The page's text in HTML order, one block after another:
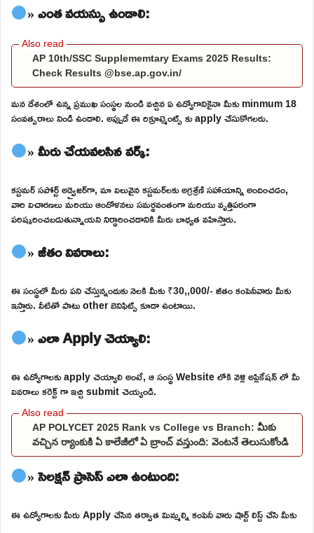
» ఎంత వయస్సు ఉండాలి:
AP 10th/SSC Supplememtary Exams 2025 Results:
Check Results @bse.ap.gov.in/
మన దేశంలో ఉన్న ప్రముఖ సంస్థల నుండి వచ్చిన ఏ ఉద్యోగానికైనా మీకు minmum 18
సంవత్సరాలు నిండి ఉండాలి. అప్పుడే ఈ రిక్రూట్మెంట్స్ కు apply చేసుకోగలరు.
» మీరు చేయవలసిన వర్క్:
కస్టమర్ సపోర్ట్ అడ్వైజర్‌గా, మా విలువైన కస్టమర్‌లకు అగ్రశ్రేణి సహాయాన్ని అందించడం,
వారి విచారణలు మరియు ఆందోళనలు సమర్థవంతంగా మరియు వృత్తిపరంగా
పరిష్కరించబడుతున్నాయని నిర్ధారించడానికి మీరు బాధ్యత వహిస్తారు.
» జీతం వివరాలు:
ఈ సంస్థలో మీరు పని చేస్తున్నందుకు నెలకి మీకు ₹30,,000/- జీతం కంపెనీవారు మీకు
ఇస్తారు. వీటితో పాటు other బెనిఫిట్స్ కూడా ఉంటాయి.
» ఎలా Apply చెయ్యాలి:
ఈ ఉద్యోగాలకు apply చెయ్యాలి అంటే, ఆ సంస్థ Website లోకి వెళ్లి అప్లికేషన్ లో మీ
వివరాలు కరెక్ట్ గా ఇచ్చి submit చెయ్యండి.
AP POLYCET 2025 Rank vs College vs Branch: మీకు
వచ్చిన ర్యాంకుకి ఏ కాలేజీలో ఏ బ్రాంచ్ వస్తుంది: వెంటనే తెలుసుకోండి
» సెలక్షన్ ప్రాసెస్ ఎలా ఉంటుంది:
ఈ ఉద్యోగాలకు మీరు Apply చేసిన తర్వాత మిమ్మల్ని కంపెనీ వారు షార్ట్ లిస్ట్ చేసి మీకు